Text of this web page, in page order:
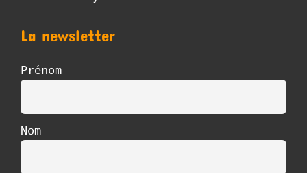
La newsletter
Prénom
Nom